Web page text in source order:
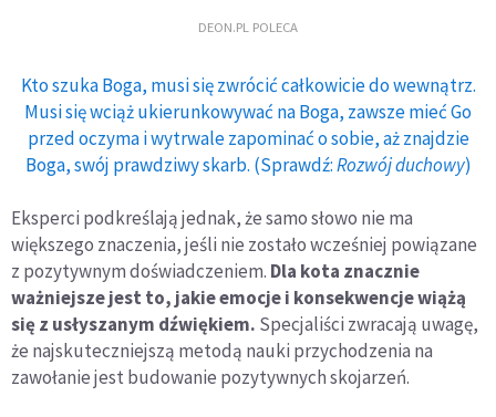
DEON.PL POLECA
Kto szuka Boga, musi się zwrócić całkowicie do wewnątrz.
Musi się wciąż ukierunkowywać na Boga, zawsze mieć Go
przed oczyma i wytrwale zapominać o sobie, aż znajdzie
Boga, swój prawdziwy skarb. (Sprawdź:Rozwój duchowy)
Eksperci podkreślają jednak, że samo słowo nie ma
większego znaczenia, jeśli nie zostało wcześniej powiązane
z pozytywnym doświadczeniem. Dla kota znacznie
ważniejsze jest to, jakie emocje i konsekwencje wiążą
się z usłyszanym dźwiękiem. Specjaliści zwracają uwagę,
że najskuteczniejszą metodą nauki przychodzenia na
zawołanie jest budowanie pozytywnych skojarzeń.